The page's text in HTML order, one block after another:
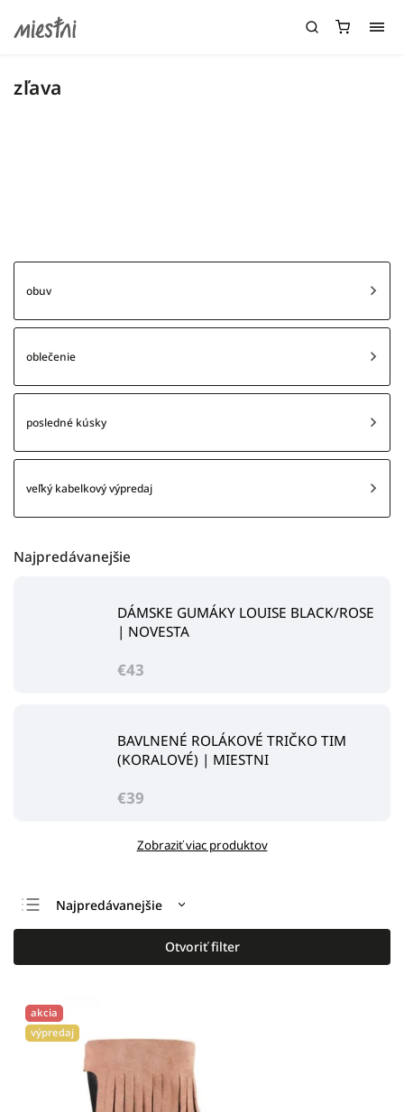
zľava
obuv
oblečenie
posledné kúsky
veľký kabelkový výpredaj
Najpredávanejšie
DÁMSKE GUMÁKY LOUISE BLACK/ROSE
| NOVESTA
€43
BAVLNENÉ ROLÁKOVÉ TRIČKO TIM
(KORALOVÉ) | MIESTNI
€39
Zobraziť viac produktov
Odporúčame
Najlacnejšie
Najpredávanejšie
Abecedne
Otvoriť filter
akcia
výpredaj